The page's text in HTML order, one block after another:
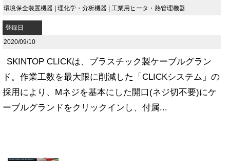
環境保全装置機器 | 理化学・分析機器 | 工業用ヒータ・熱管理機器
登録日
2020/09/10
SKINTOP CLICKは、プラスチック製ケーブルグラン
ド。作業工数を最大限に削減した「CLICKシステム」の
採用により、Mネジを基本にした開口(ネジ切不要)にケ
ーブルグランドをクリックインし、付属...